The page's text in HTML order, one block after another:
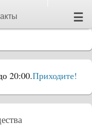
☰
20:00.Приходите!